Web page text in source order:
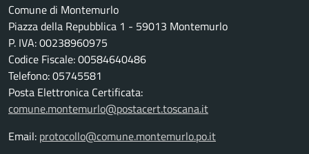
Comune di Montemurlo
Piazza della Repubblica 1 - 59013 Montemurlo
P. IVA: 00238960975
Codice Fiscale: 00584640486
Telefono: 05745581
Posta Elettronica Certificata:
comune.montemurlo@postacert.toscana.it
Email: protocollo@comune.montemurlo.po.it